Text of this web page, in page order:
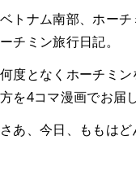
ベトナム南部、ホー
ーチミン旅行日記。
何度となくホーチミ
方を4コマ漫画でお届
さあ、今日、ももは